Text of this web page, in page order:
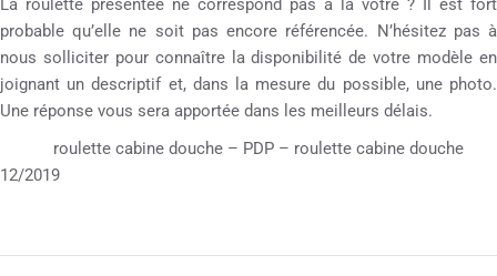
probable qu’elle ne soit pas encore référencée. N’hésitez pas à
nous solliciter pour connaître la disponibilité de votre modèle en
joignant un descriptif et, dans la mesure du possible, une photo.
Une réponse vous sera apportée dans les meilleurs délais.
roulette cabine douche – PDP – roulette cabine douche
12/2019